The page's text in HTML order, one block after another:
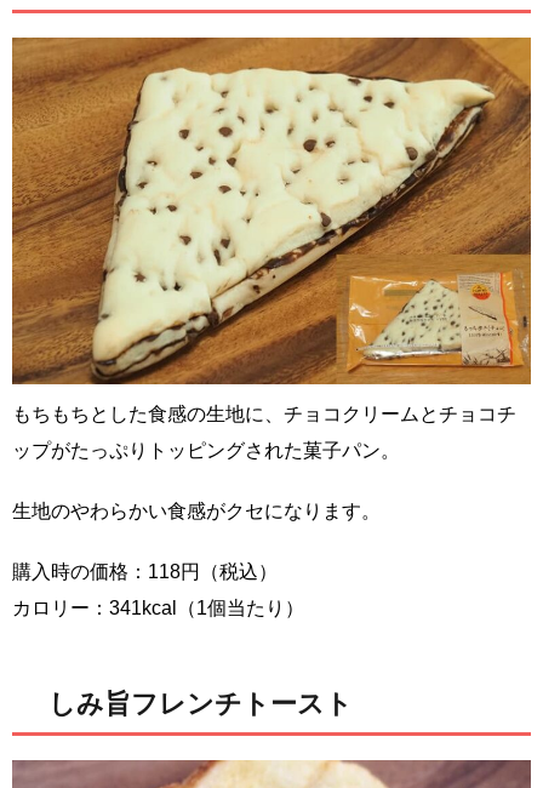
もちもちとした食感の生地に、チョコクリームとチョコチ
ップがたっぷりトッピングされた菓子パン。
生地のやわらかい食感がクセになります。
購入時の価格：118円（税込）
カロリー：341kcal（1個当たり）
しみ旨フレンチトースト